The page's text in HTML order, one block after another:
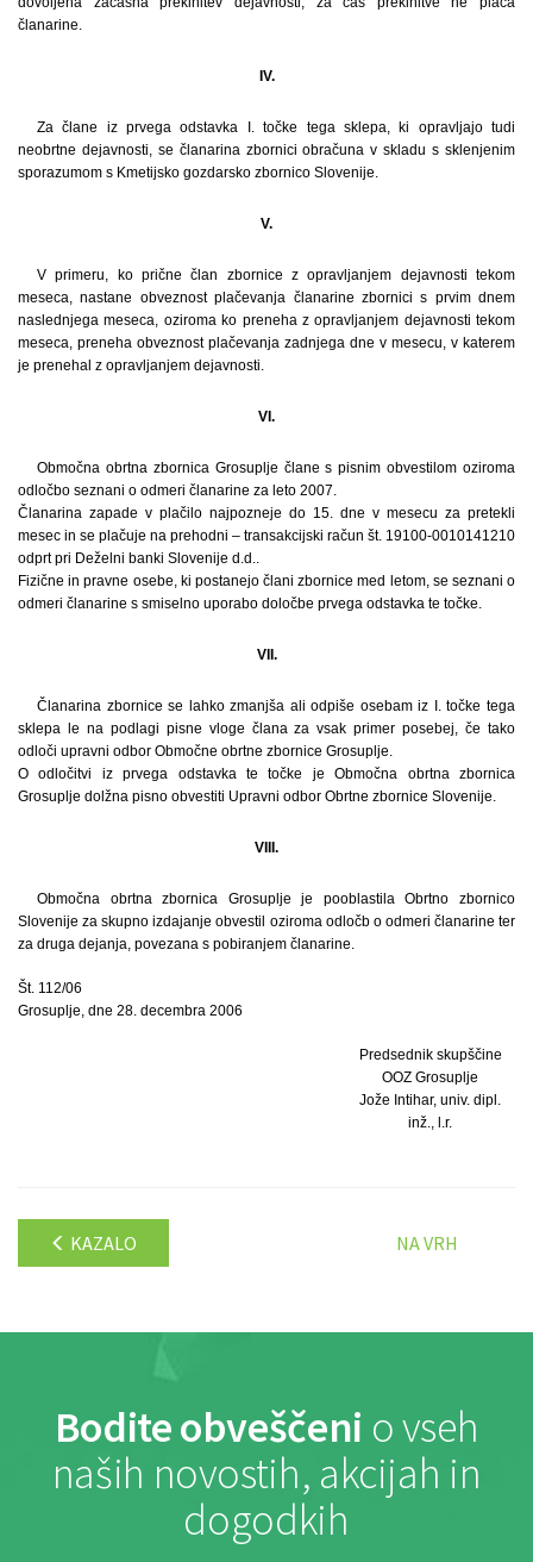
članarine.
IV.
Za člane iz prvega odstavka I. točke tega sklepa, ki opravljajo tudi
neobrtne dejavnosti, se članarina zbornici obračuna v skladu s sklenjenim
sporazumom s Kmetijsko gozdarsko zbornico Slovenije.
V.
V primeru, ko prične član zbornice z opravljanjem dejavnosti tekom
meseca, nastane obveznost plačevanja članarine zbornici s prvim dnem
naslednjega meseca, oziroma ko preneha z opravljanjem dejavnosti tekom
meseca, preneha obveznost plačevanja zadnjega dne v mesecu, v katerem
je prenehal z opravljanjem dejavnosti.
VI.
Območna obrtna zbornica Grosuplje člane s pisnim obvestilom oziroma
odločbo seznani o odmeri članarine za leto 2007.
Članarina zapade v plačilo najpozneje do 15. dne v mesecu za pretekli
mesec in se plačuje na prehodni – transakcijski račun št. 19100-0010141210
odprt pri Deželni banki Slovenije d.d..
Fizične in pravne osebe, ki postanejo člani zbornice med letom, se seznani o
odmeri članarine s smiselno uporabo določbe prvega odstavka te točke.
VII.
Članarina zbornice se lahko zmanjša ali odpiše osebam iz I. točke tega
sklepa le na podlagi pisne vloge člana za vsak primer posebej, če tako
odloči upravni odbor Območne obrtne zbornice Grosuplje.
O odločitvi iz prvega odstavka te točke je Območna obrtna zbornica
Grosuplje dolžna pisno obvestiti Upravni odbor Obrtne zbornice Slovenije.
VIII.
Območna obrtna zbornica Grosuplje je pooblastila Obrtno zbornico
Slovenije za skupno izdajanje obvestil oziroma odločb o odmeri članarine ter
za druga dejanja, povezana s pobiranjem članarine.
Št. 112/06
Grosuplje, dne 28. decembra 2006
Predsednik skupščine
OOZ Grosuplje
Jože Intihar, univ. dipl.
inž., l.r.
KAZALO NA VRH
Bodite obveščeni o vseh
naših novostih, akcijah in
dogodkih